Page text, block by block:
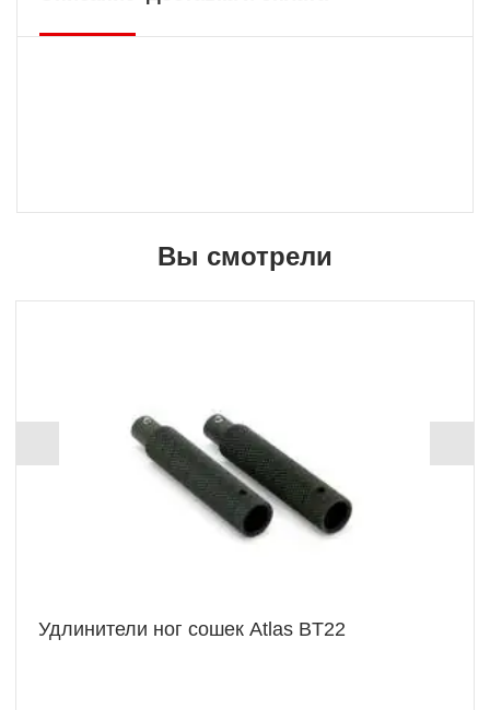
Вы смотрели
Удлинители ног сошек Atlas BT22